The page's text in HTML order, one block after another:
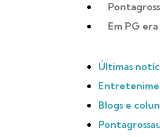
Em PG era
Últimas
Blogs e